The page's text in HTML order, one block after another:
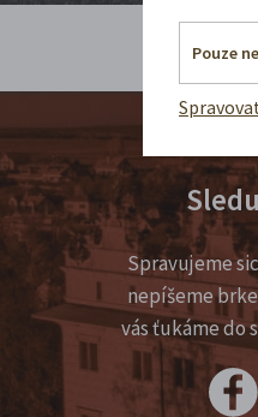
Spravujeme
nepíšeme
vás ťukáme do
Pouze